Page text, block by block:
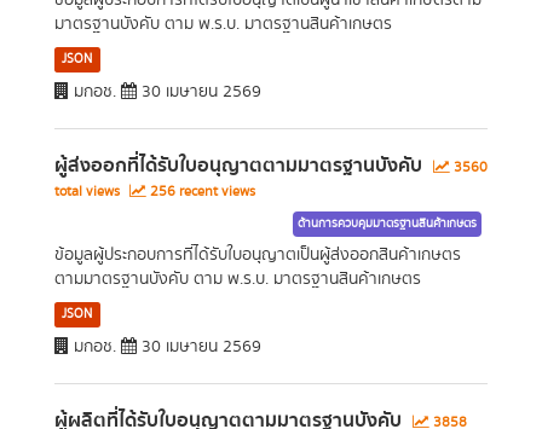
มาตรฐานบังคับ ตาม พ.ร.บ. มาตรฐานสินค้าเกษตร
JSON
มกอช. 30 เมษายน 2569
ผู้ส่งออกที่ได้รับใบอนุญาตตามมาตรฐานบังคับ
3560
total views
256 recent views
ด้านการควบคุมมาตรฐานสินค้าเกษตร
ข้อมูลผู้ประกอบการที่ได้รับใบอนุญาตเป็นผู้ส่งออกสินค้าเกษตร
ตามมาตรฐานบังคับ ตาม พ.ร.บ. มาตรฐานสินค้าเกษตร
JSON
มกอช. 30 เมษายน 2569
ผู้ผลิตที่ได้รับใบอนุญาตตามมาตรฐานบังคับ
3858